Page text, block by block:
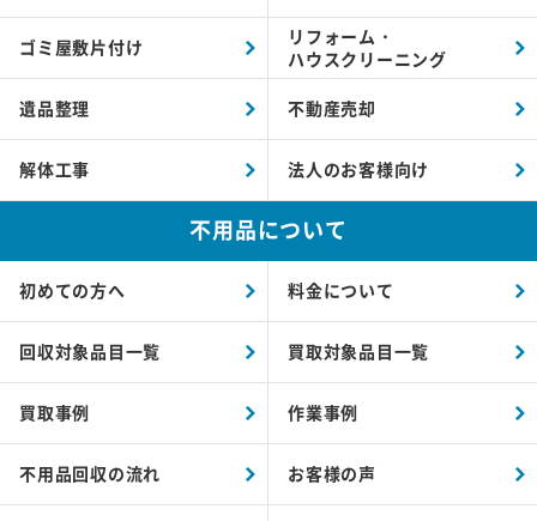
ゴミ屋敷片付け
リフォーム・
ハウスクリーニング
遺品整理 不動産売却
解体工事 法人のお客様向け
不用品について
初めての方へ 料金について
回収対象品目一覧 買取対象品目一覧
買取事例 作業事例
不用品回収の流れ お客様の声